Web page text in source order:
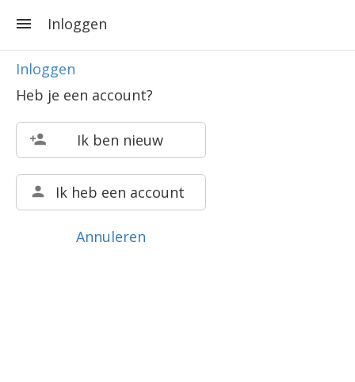
Inloggen
Inloggen
Heb je een account?
Ik ben nieuw
Ik heb een account
Annuleren